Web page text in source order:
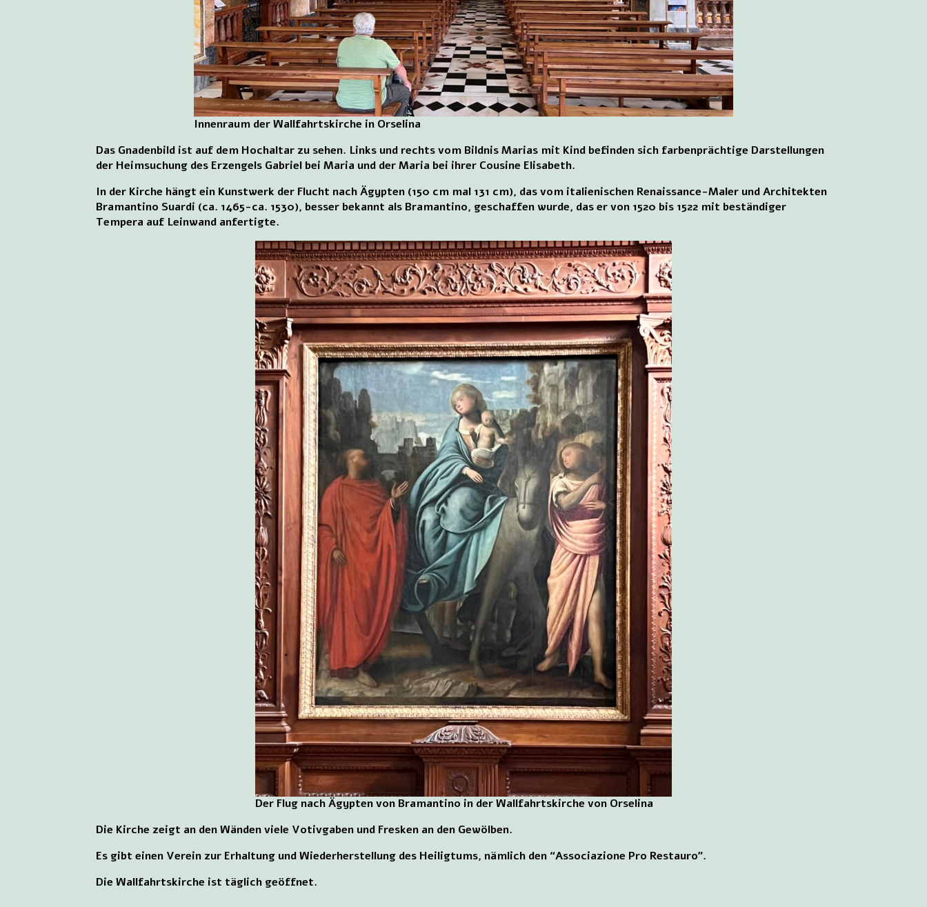
Innenraum der Wallfahrtskirche in Orselina
Das Gnadenbild ist auf dem Hochaltar zu sehen. Links und rechts vom Bildnis Marias mit Kind befinden sich farbenprächtige Darstellungen
der Heimsuchung des Erzengels Gabriel bei Maria und der Maria bei ihrer Cousine Elisabeth.
In der Kirche hängt ein Kunstwerk der Flucht nach Ägypten (150 cm mal 131 cm), das vom italienischen Renaissance-Maler und Architekten
Bramantino Suardi (ca. 1465-ca. 1530), besser bekannt als Bramantino, geschaffen wurde, das er von 1520 bis 1522 mit beständiger
Tempera auf Leinwand anfertigte.
Der Flug nach Ägypten von Bramantino in der Wallfahrtskirche von Orselina
Die Kirche zeigt an den Wänden viele Votivgaben und Fresken an den Gewölben.
Es gibt einen Verein zur Erhaltung und Wiederherstellung des Heiligtums, nämlich den “Associazione Pro Restauro”.
Die Wallfahrtskirche ist täglich geöffnet.